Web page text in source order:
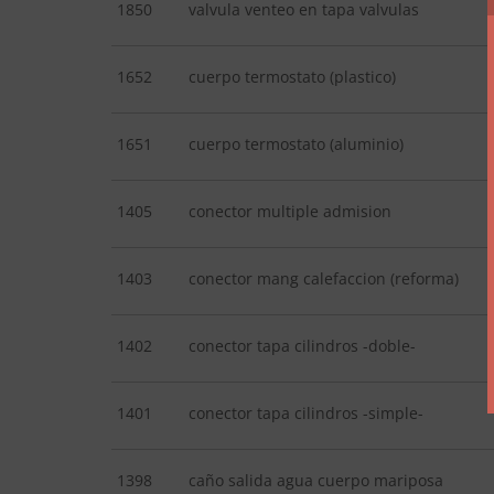
1850 valvula venteo en tapa valvulas
1652 cuerpo termostato (plastico)
1651 cuerpo termostato (aluminio)
1405 conector multiple admision
1403 conector mang calefaccion (reforma)
1402 conector tapa cilindros -doble-
1401 conector tapa cilindros -simple-
1398 caño salida agua cuerpo mariposa